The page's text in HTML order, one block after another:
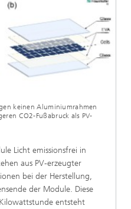
keinen Aluminiumrahmen
CO2-Fußabruck als PV-
Licht emissionsfrei in
aus PV-erzeugter
bei der Herstellung,
der Module. Diese
entsteht